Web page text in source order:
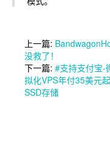
上一篇:
没救了！
下一篇: #支持支付宝-
拟化VPS年付35美元
SSD存储